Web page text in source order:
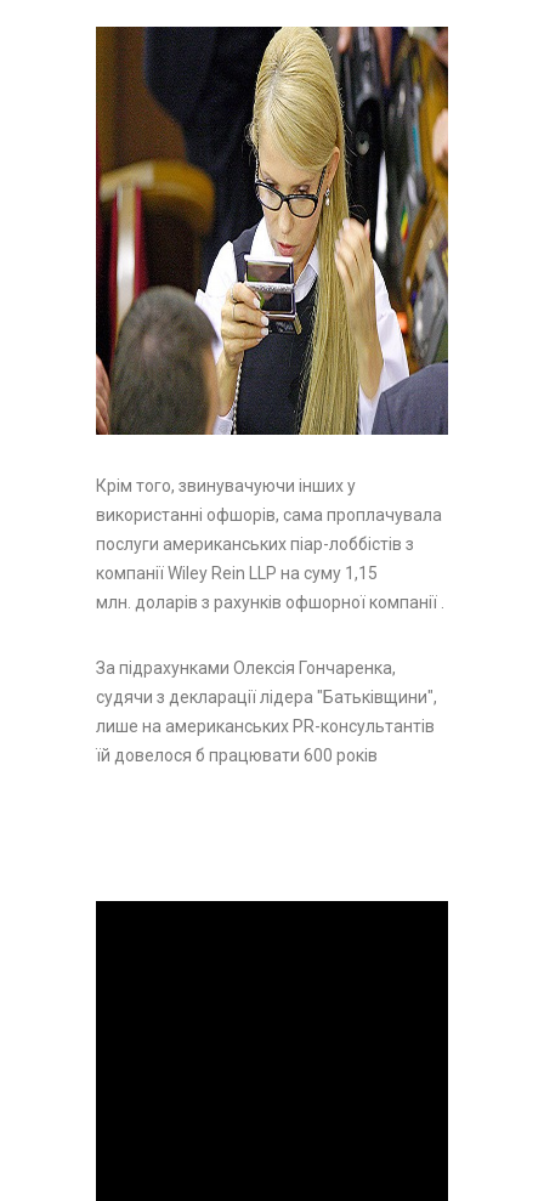
Крім того, звинувачуючи інших у
використанні офшорів, сама проплачувала
послуги американських піар-лоббістів з
компанії Wiley Rein LLP на суму 1,15
млн. доларів з рахунків офшорної компанії .
За підрахунками Олексія Гончаренка,
судячи з декларації лідера "Батьківщини",
лише на американських PR-консультантів
їй довелося б працювати 600 років